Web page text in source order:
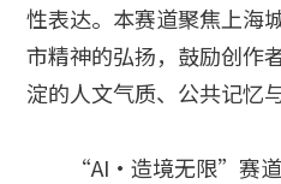
性表达。本赛道聚焦上海
市精神的弘扬，鼓励创作
淀的人文气质、公共记忆
“AI·造境无限”赛道